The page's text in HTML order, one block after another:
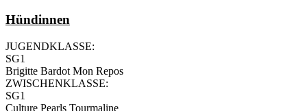
Hündinnen
JUGENDKLASSE:
SG1
Brigitte Bardot Mon Repos
ZWISCHENKLASSE:
SG1
Culture Pearls Tourmaline